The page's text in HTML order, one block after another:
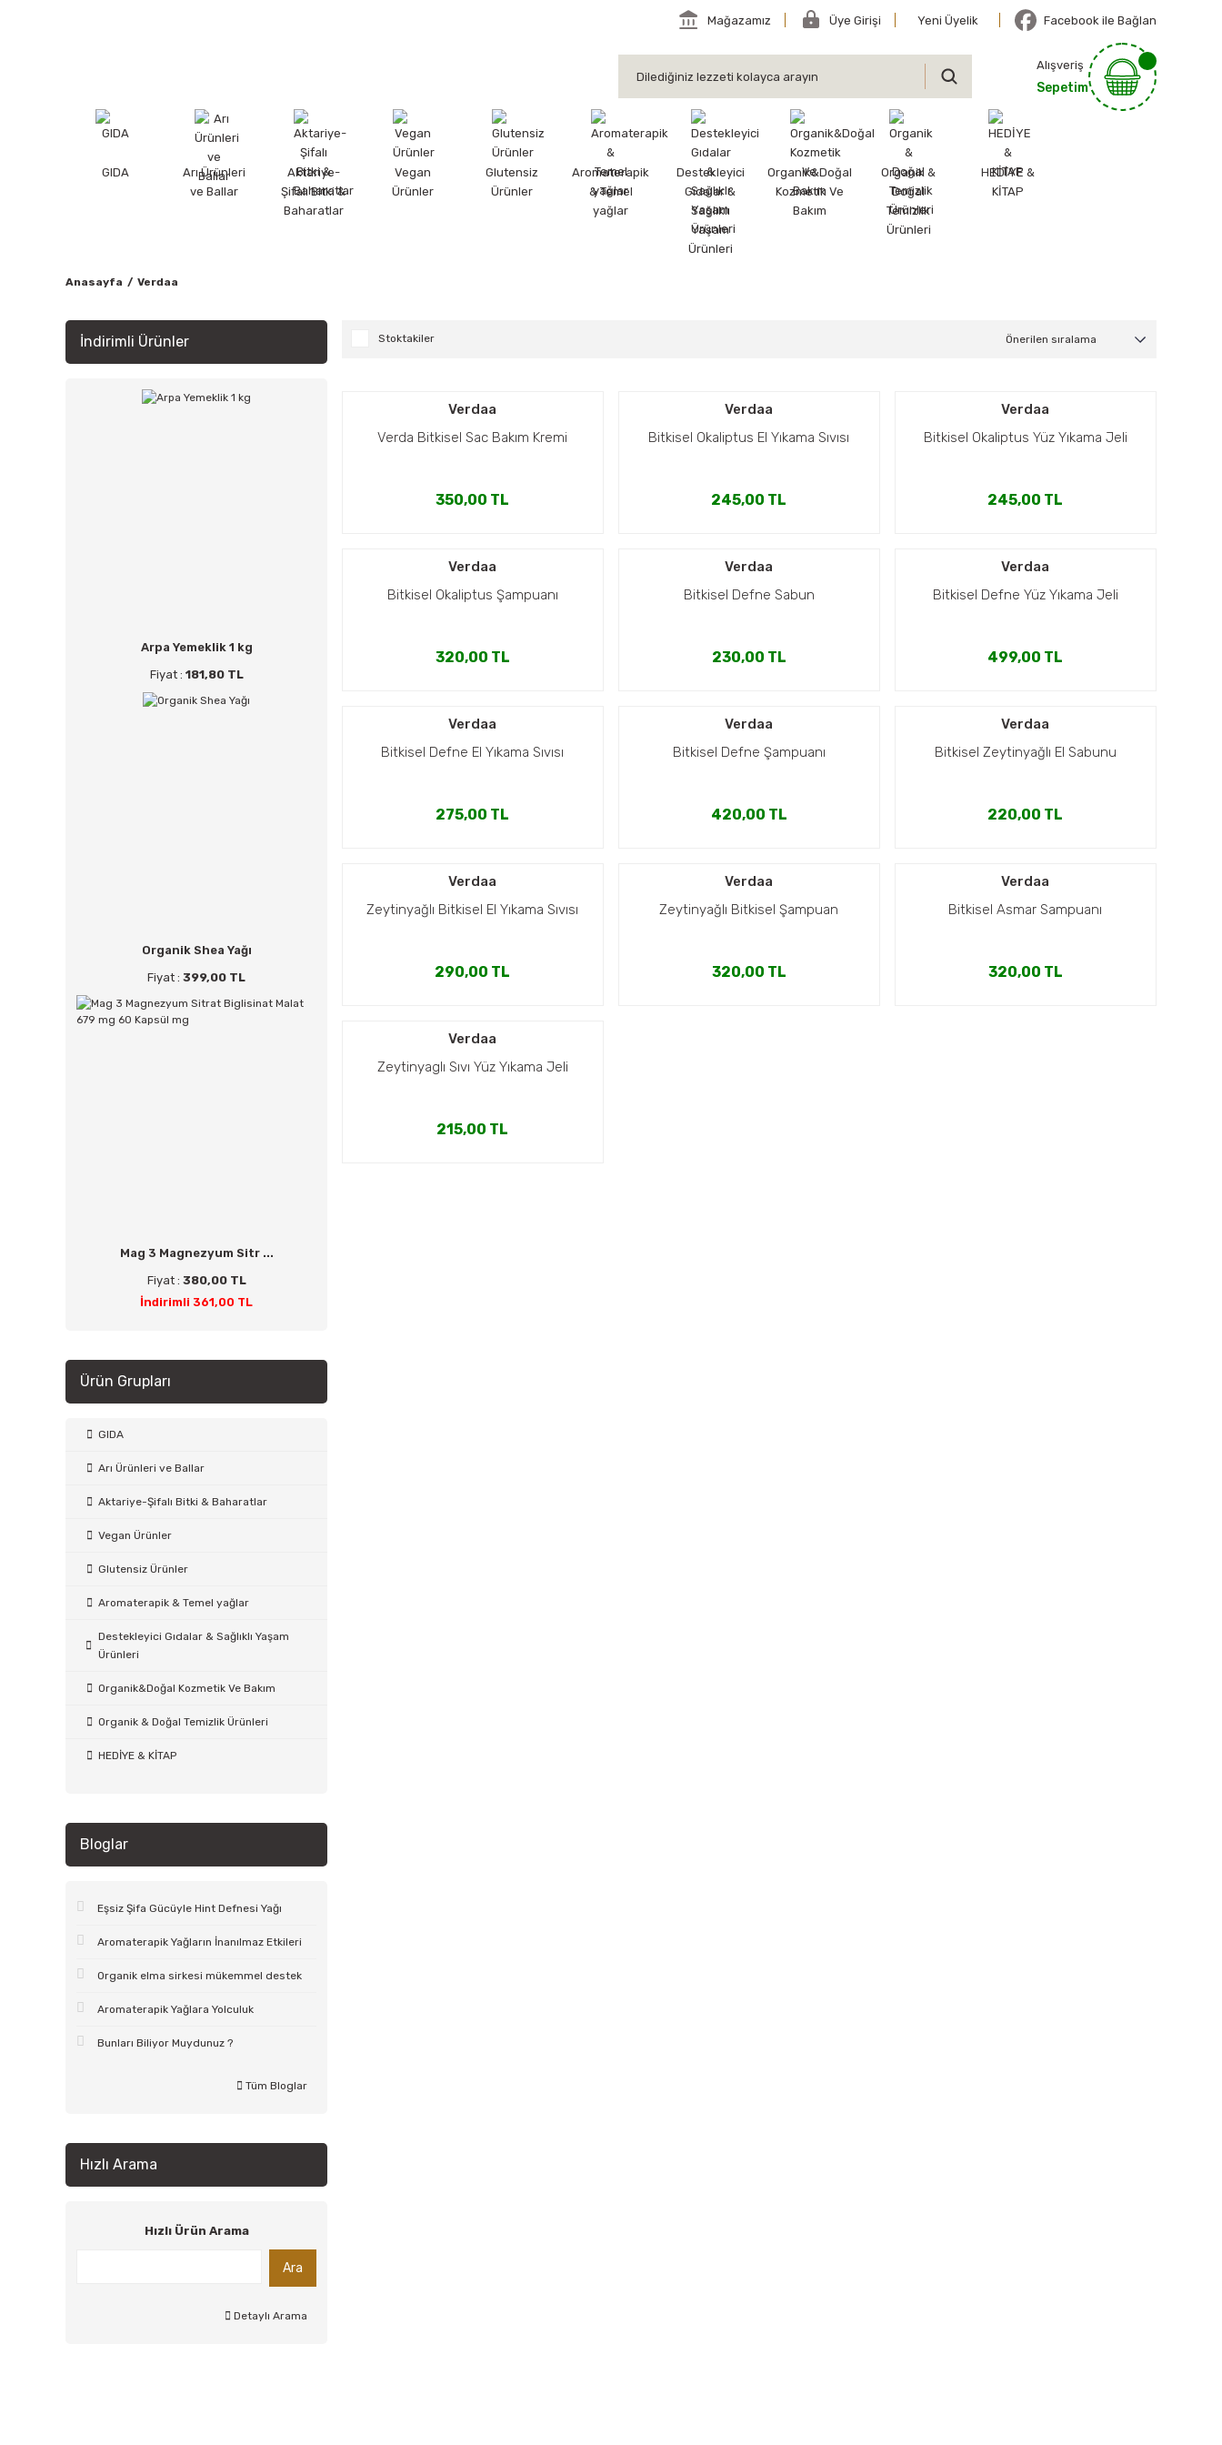
Mağazamız Üye Girişi Yeni Üyelik Facebook ile Bağlan
Alışveriş
Sepetim
GIDA
Arı Ürünleri
ve Ballar
Aktariye-
Şifalı Bitki &
Baharatlar
Vegan
Ürünler
Glutensiz
Ürünler
Aromaterapik
& Temel
yağlar
Destekleyici
Gıdalar &
Sağlıklı
Yaşam
Ürünleri
Organik&Doğal
Kozmetik Ve
Bakım
Organik &
Doğal
Temizlik
Ürünleri
HEDİYE &
KİTAP
Anasayfa Verdaa
İndirimli Ürünler
Arpa Yemeklik 1 kg
Fiyat : 181,80 TL
Organik Shea Yağı
Fiyat : 399,00 TL
Mag 3 Magnezyum Sitr ...
Fiyat : 380,00 TL
İndirimli 361,00 TL
Ürün Grupları
GIDA
Arı Ürünleri ve Ballar
Aktariye-Şifalı Bitki & Baharatlar
Vegan Ürünler
Glutensiz Ürünler
Aromaterapik & Temel yağlar
Destekleyici Gıdalar & Sağlıklı Yaşam
Ürünleri
Organik&Doğal Kozmetik Ve Bakım
Organik & Doğal Temizlik Ürünleri
HEDİYE & KİTAP
Bloglar
Eşsiz Şifa Gücüyle Hint Defnesi Yağı
Aromaterapik Yağların İnanılmaz Etkileri
Organik elma sirkesi mükemmel destek
Aromaterapik Yağlara Yolculuk
Bunları Biliyor Muydunuz ?
Tüm Bloglar
Hızlı Arama
Hızlı Ürün Arama
Ara
Detaylı Arama
Stoktakiler
Verdaa
Verda Bitkisel Sac Bakım Kremi
350,00 TL
Verdaa
Bitkisel Okaliptus El Yıkama Sıvısı
245,00 TL
Verdaa
Bitkisel Okaliptus Yüz Yıkama Jeli
245,00 TL
Verdaa
Bitkisel Okaliptus Şampuanı
320,00 TL
Verdaa
Bitkisel Defne Sabun
230,00 TL
Verdaa
Bitkisel Defne Yüz Yıkama Jeli
499,00 TL
Verdaa
Bitkisel Defne El Yıkama Sıvısı
275,00 TL
Verdaa
Bitkisel Defne Şampuanı
420,00 TL
Verdaa
Bitkisel Zeytinyağlı El Sabunu
220,00 TL
Verdaa
Zeytinyağlı Bitkisel El Yıkama Sıvısı
290,00 TL
Verdaa
Zeytinyağlı Bitkisel Şampuan
320,00 TL
Verdaa
Bitkisel Asmar Sampuanı
320,00 TL
Verdaa
Zeytinyaglı Sıvı Yüz Yıkama Jeli
215,00 TL